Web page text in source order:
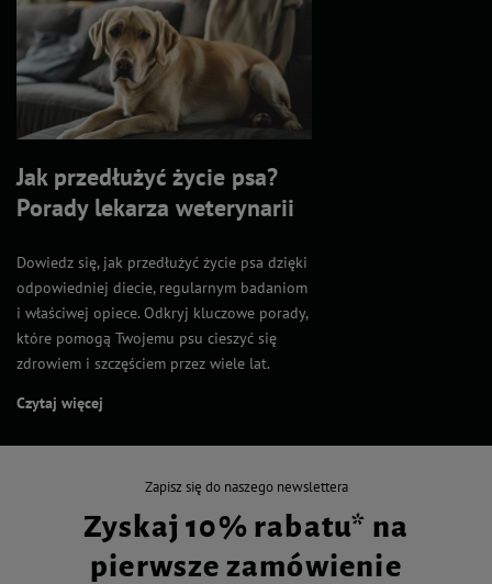
Jak przedłużyć życie psa?
Porady lekarza weterynarii
Dowiedz się, jak przedłużyć życie psa dzięki
odpowiedniej diecie, regularnym badaniom
i właściwej opiece. Odkryj kluczowe porady,
które pomogą Twojemu psu cieszyć się
zdrowiem i szczęściem przez wiele lat.
Czytaj więcej
Zapisz się do naszego newslettera
Zyskaj 10% rabatu* na
pierwsze zamówienie